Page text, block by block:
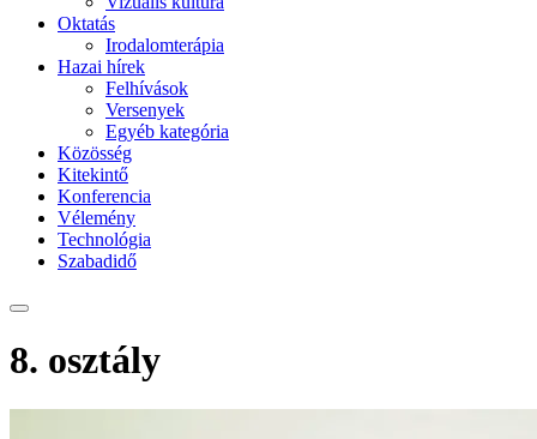
Oktatás
Irodalomterápia
Hazai hírek
Felhívások
Versenyek
Egyéb kategória
Közösség
Kitekintő
Konferencia
Vélemény
Technológia
Szabadidő
8. osztály